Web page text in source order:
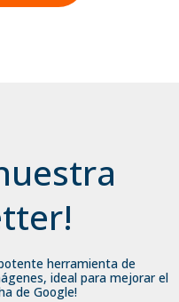
herramienta de
ideal para mejorar el
de Google!